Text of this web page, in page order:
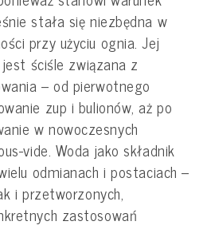
stała się niezbędna w
przy użyciu ognia. Jej
ściśle związana z
– od pierwotnego
zup i bulionów, aż po
w nowoczesnych
vide. Woda jako składnik
odmianach i postaciach –
i przetworzonych,
zastosowań